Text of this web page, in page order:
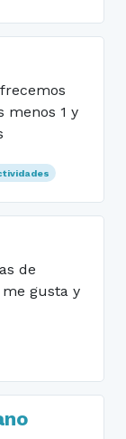
menos 1 y
de
gusta y